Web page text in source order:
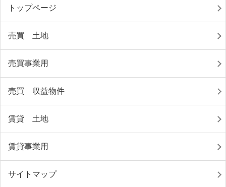
トップページ
売買 土地
売買事業用
売買 収益物件
賃貸 土地
賃貸事業用
サイトマップ